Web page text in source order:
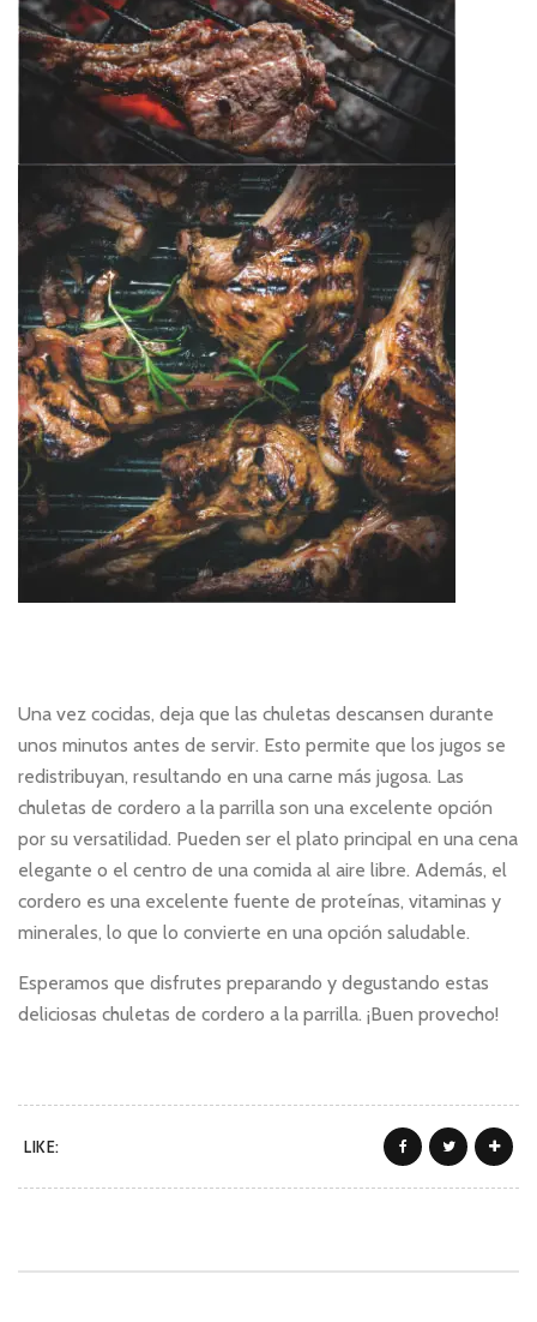
Una vez cocidas, deja que las chuletas descansen durante
unos minutos antes de servir. Esto permite que los jugos se
redistribuyan, resultando en una carne más jugosa. Las
chuletas de cordero a la parrilla son una excelente opción
por su versatilidad. Pueden ser el plato principal en una cena
elegante o el centro de una comida al aire libre. Además, el
cordero es una excelente fuente de proteínas, vitaminas y
minerales, lo que lo convierte en una opción saludable.
Esperamos que disfrutes preparando y degustando estas
deliciosas chuletas de cordero a la parrilla. ¡Buen provecho!
LIKE: